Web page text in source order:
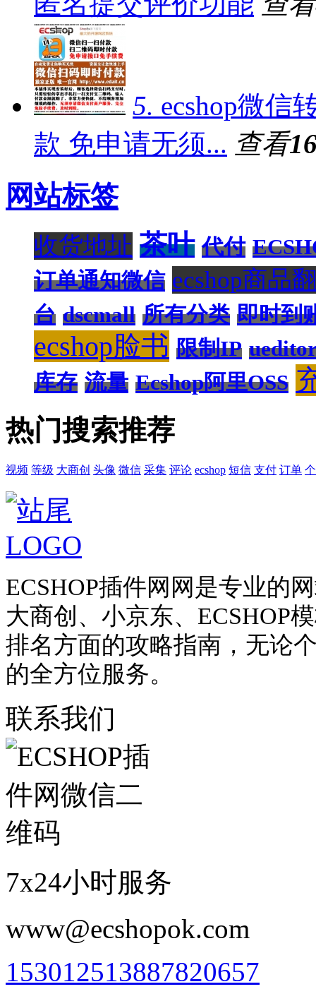
5. ecshop微信
款 免申请无须... 查看
网站标签
收货地址 茶叶 代付
订单通知微信 ecshop商品
台 dscmall 所有分类 即时到
ecshop脸书 限制IP
库存 流量 Ecshop阿里OSS
热门搜索推荐
视频 等级 大商创 头像 微信 采集 评论 ecshop 短信 支付 订单
ECSHOP插件网网是专业的
大商创、小京东、ECSHOP
排名方面的攻略指南，无论
的全方位服务。
联系我们
7x24小时服务
www@ecshopok.com
153012513887820657